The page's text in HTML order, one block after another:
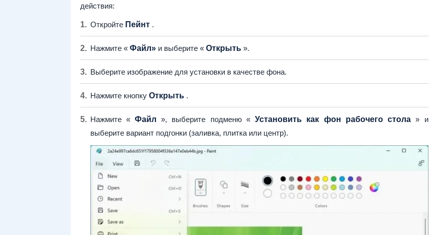
действия:
Откройте Пейнт.
Нажмите « Файл»и выберите « Открыть».
Выберите изображение для установки в качестве фона.
Нажмите кнопку Открыть.
Нажмите « Файл », выберите подменю «Установить как фон рабочего стола » и
выберите вариант подгонки (заливка, плитка или центр).